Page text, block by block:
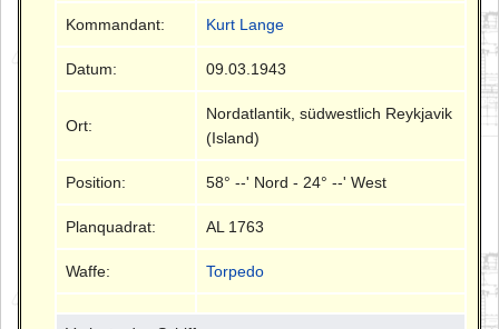
Kommandant: Kurt Lange
Datum: 09.03.1943
Ort:
Nordatlantik, südwestlich Reykjavik
(Island)
Position: 58° --' Nord - 24° --' West
Planquadrat: AL 1763
Waffe: Torpedo